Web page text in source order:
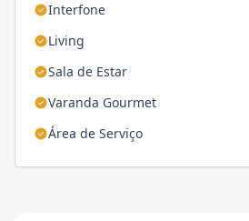
Interfone
Living
Sala de Estar
Varanda Gourmet
Área de Serviço